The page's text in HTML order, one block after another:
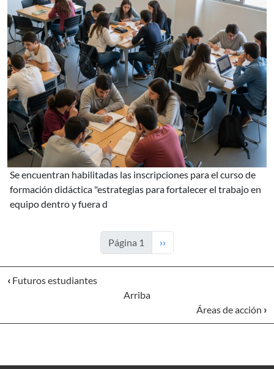
se encuentran habilitadas las inscripciones para el curso de
formación didáctica "estrategias para fortalecer el trabajo en
equipo dentro y fuera d
Página 1 Siguiente página
››
‹ Futuros estudiantes
Arriba
Áreas de acción ›